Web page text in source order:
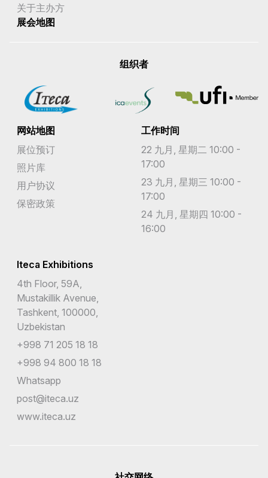
关于主办方
展会地图
组织者
网站地图
展位预订
照片库
用户协议
保密政策
工作时间
22 九月, 星期二 10:00 -
17:00
23 九月, 星期三 10:00 -
17:00
24 九月, 星期四 10:00 -
16:00
Iteca Exhibitions
4th Floor, 59A,
Mustakillik Avenue,
Tashkent, 100000,
Uzbekistan
+998 71 205 18 18
+998 94 800 18 18
Whatsapp
post@iteca.uz
www.iteca.uz